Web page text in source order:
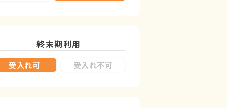
終末期利用
受入れ可 受入れ不可